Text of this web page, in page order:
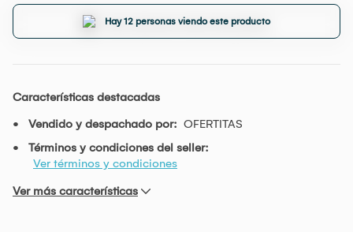
Hay 12 personas viendo este producto
Características destacadas
Vendido y despachado por: OFERTITAS
Términos y condiciones del seller:
Ver términos y condiciones
Ver más características